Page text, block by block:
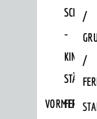
SCHÜTZEN
-
KINDER
/
/